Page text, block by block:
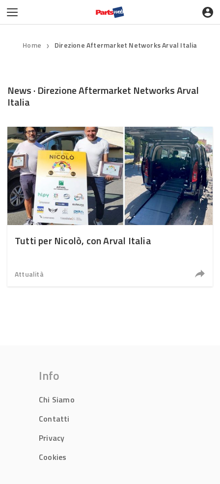
Home ❯ Direzione Aftermarket Networks Arval Italia
News · Direzione Aftermarket Networks Arval
Italia
Tutti per Nicolò, con Arval Italia
Attualità
Info
Chi Siamo
Contatti
Privacy
Cookies